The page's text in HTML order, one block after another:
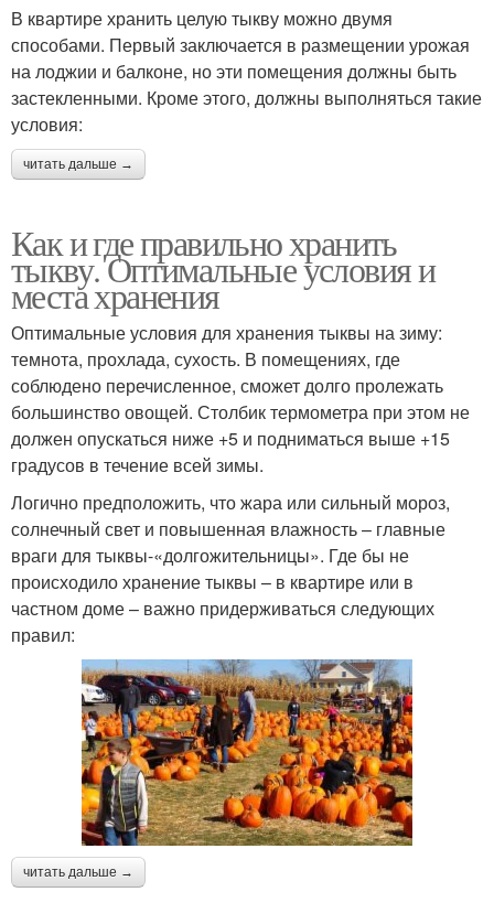
В квартире хранить целую тыкву можно двумя
способами. Первый заключается в размещении урожая
на лоджии и балконе, но эти помещения должны быть
застекленными. Кроме этого, должны выполняться такие
условия:
читать дальше →
Как и где правильно хранить
тыкву. Оптимальные условия и
места хранения
Оптимальные условия для хранения тыквы на зиму:
темнота, прохлада, сухость. В помещениях, где
соблюдено перечисленное, сможет долго пролежать
большинство овощей. Столбик термометра при этом не
должен опускаться ниже +5 и подниматься выше +15
градусов в течение всей зимы.
Логично предположить, что жара или сильный мороз,
солнечный свет и повышенная влажность – главные
враги для тыквы-«долгожительницы». Где бы не
происходило хранение тыквы – в квартире или в
частном доме – важно придерживаться следующих
правил:
читать дальше →